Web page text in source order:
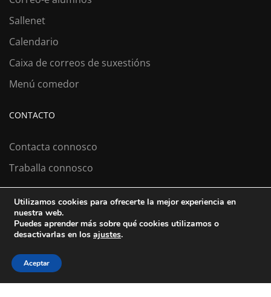
Sallenet
Calendario
Caixa de correos de suxestións
Menú comedor
CONTACTO
Contacta connosco
Traballa connosco
Colexio La Salle Santiago
Aviso Legal
Política de cookies
Política de privacidad
Utilizamos cookies para ofrecerte la mejor experiencia en
nuestra web.
Puedes aprender más sobre qué cookies utilizamos o
desactivarlas en los ajustes.
Aceptar